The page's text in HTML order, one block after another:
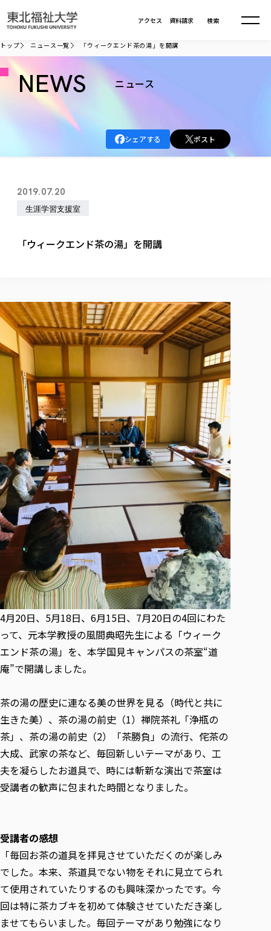
資料請求
アクセス 検索
大学について
建学の精神・教育の理念
教育方針
大学の概要
大学の歩み
寄附の受け入れ
関連法人
教職員募集
役員・評議員一覧
キャンパス案内
大学の取り組み
社会連携・研究
一般事業主行動計画
公的資金等の不正使用の防止に関する基本方針
研究活動における不正行為の防止等に関する対応
大学広報誌「TFU Newsletter 東北福祉大学通信」
初年次教育（リエゾンゼミⅠ）について
リエゾンゼミ・ナビ（テキスト等）
お役立ち情報（リンク集）
放射線モニタリング測定結果（国見キャンパス）
情報公開
中期事業計画
事業計画／財務・事業報告
大学評価
IR情報
学校教育法施行規則第172条の2に基づく情報公開
教職課程における情報の公表
学部・学科等設置計画履行状況報告書
情報公開規程
学部・大学院
学部・大学院TOP
福祉心理学科
共生まちづくり学部
教育学部
保健看護学科
リハビリテーション学科
医療経営管理学科
産業福祉マネジメント学科
情報福祉マネジメント学科
仏教専修科
大学院
大学院
総合福祉学研究科 社会福祉学専攻 修士課程
総合福祉学研究科 社会福祉学専攻 博士課程
総合福祉学研究科 福祉心理学専攻 修士課程
教育学研究科 教育学専攻 修士課程
通信教育部
通信教育部
通信制大学院 総合福祉学研究科 社会福祉学専攻 修士課程
通信制大学院 総合福祉学研究科 福祉心理学専攻 修士課程
カリキュラム（学部・大学院）
その他の就学機会
学びの特徴
学びの特徴
ICT教育
初年次教育（リエゾンゼミⅠ）
実学臨床教育（総合福祉学部のみ履修可能）
教育実践活動（教育学科学生のみ受講可能）
教員紹介・業績
学びのサポート
学びのサポート
学費（学部学科）
授業料減免・奨学金等
宿舎の紹介
学生自主活動支援
社会人学生の育児支援（一時預かり）
学生総合補償制度
デジタルパンフ
オープンキャンパス
東北福祉大学のキャリアサポート
東北福祉大学のキャリアサポート
進路・就職支援
東北福祉大学のキャリア教育
採用ご担当者様へ
採用ご担当者様へ
センター長の挨拶
求人の受付について
単独学内説明会のご案内
在学生の方
在学生の方
資格取得報奨制度について
東北福祉大学求人・インターンシップ検索サイト（キャリタス
卒業生の方
卒業生の方
卒業後のキャリア支援体制
在学生による訪問、情報提供へのご協力のお願い
卒業生アンケート
よくあるご質問
東北福祉大学のDNA
在学生インタビュー
文化会・文化系サークル紹介
大学指定団体紹介
国際交流TOP
交換留学生 Exchange students
海外留学・研修
外国人在学生
Prospective Students
学生支援センター国際交流の活動
スタッフ紹介
ニュース一覧
社会連携・研究 TOP
東北福祉大学の研究活動
東北福祉大学の研究活動
東北福祉大学の研究紹介
共同研究等をご検討の皆様へ
東北福祉大学の紀要・リポジトリ
東北福祉大学の紀要・リポジトリ
研究紀要
教職研究
東北福祉大学教育・教職センター特別支援教育研究年報一覧
芹沢銈介美術工芸館年報
東北福祉大学機関リポジトリ
東北福祉大学オープンアクセス方針
産学・産学官連携
産学・産学官連携
「高齢者のフレイル予防及びデジタルデバイド解消に向けた産
高齢者施設特化型モジュラー車いす開発
学生参加 × 産学官連携 ～ 「行学一如」の実践
社会貢献・地域連携活動
社会貢献・地域連携活動
社会貢献への取り組み
社会貢献・地域連携活動報告書
各種社会貢献活動の窓口
伝承講座「311『伝える／備える』次世代塾」
JICA草の根技術協力事業
被災地の子ども支援活動
生涯学習・社会人講座
自治体・団体等との主な協定
自治体・団体等との主な協定
研究所について
研究者のご紹介
生涯教育・キャリア教育
生涯教育・キャリア教育TOP
生涯学習・社会人講座
月例TFU実学臨床研究セミナー
特別支援教育研究室
TFU教育フォーラム
関連法人
取材について
施設利用
学内ポータルシステム
Universal Passport
トップ ニュース一覧 「ウィークエンド茶の湯」を開講
NEWS ニュース
シェアする ポスト
2019.07.20
生涯学習支援室
「ウィークエンド茶の湯」を開講
4月20日、5月18日、6月15日、7月20日の4回にわた
って、元本学教授の風間典昭先生による「ウィーク
エンド茶の湯」を、本学国見キャンパスの茶室“道
庵”で開講しました。
茶の湯の歴史に連なる美の世界を見る（時代と共に
生きた美）、茶の湯の前史（1）禅院茶礼「浄瓶の
茶」、茶の湯の前史（2）「茶勝負」の流行、侘茶の
大成、武家の茶など、毎回新しいテーマがあり、工
夫を凝らしたお道具で、時には斬新な演出で茶室は
受講者の歓声に包まれた時間となりました。
受講者の感想
「毎回お茶の道具を拝見させていただくのが楽しみ
でした。本来、茶道具でない物をそれに見立てられ
て使用されていたりするのも興味深かったです。今
回は特に茶カブキを初めて体験させていただき楽し
ませてもらいました。毎回テーマがあり勉強になり